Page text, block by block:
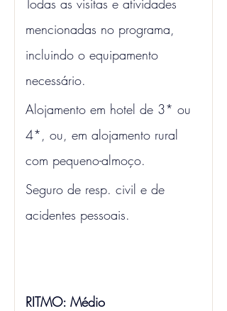
Todas as visitas e atividades
mencionadas no programa,
incluindo o equipamento
necessário.
Alojamento em hotel de 3* ou
4*, ou, em alojamento rural
com pequeno-almoço.
Seguro de resp. civil e de
acidentes pessoais.
RITMO: Médio